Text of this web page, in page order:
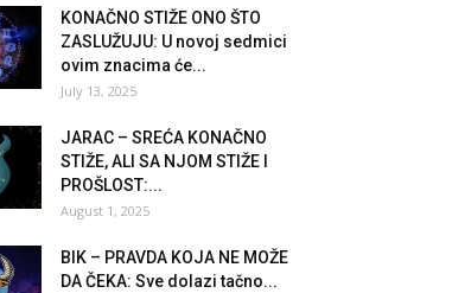
KONAČNO STIŽE ONO ŠTO
ZASLUŽUJU: U novoj sedmici
ovim znacima će...
July 13, 2025
JARAC – SREĆA KONAČNO
STIŽE, ALI SA NJOM STIŽE I
PROŠLOST:...
August 1, 2025
BIK – PRAVDA KOJA NE MOŽE
DA ČEKA: Sve dolazi tačno...